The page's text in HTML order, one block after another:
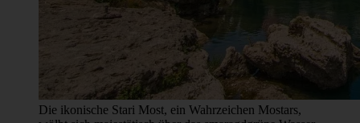
Die ikonische Stari Most, ein Wahrzeichen Mostars,